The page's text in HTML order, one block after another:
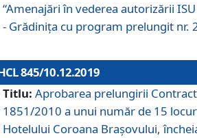
“Amenajări în vederea autorizării
- Grădinița cu program prelungit nr.
845/10.12.2019
Titlu: Aprobarea prelungirii
1851/2010 a unui număr de 15
Hotelului Coroana Brașovului,